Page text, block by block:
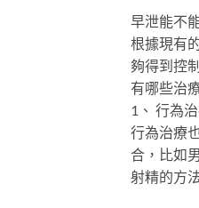
早泄能不
根據現有
夠得到控
有哪些治
1、 行為
行為治療
合，比如
射精的方